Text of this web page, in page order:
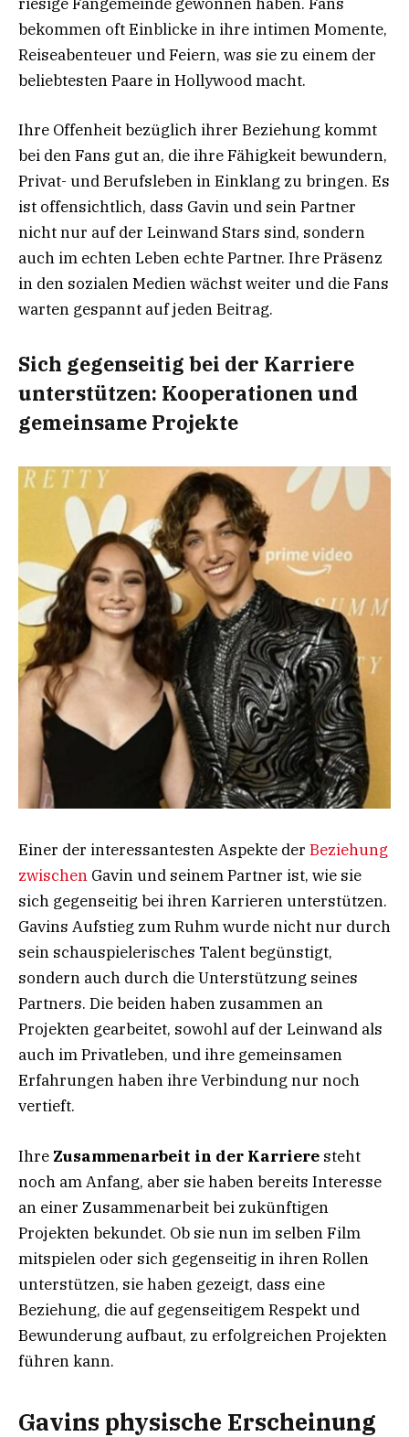
bekommen oft Einblicke in ihre intimen Momente,
Reiseabenteuer und Feiern, was sie zu einem der
beliebtesten Paare in Hollywood macht.
Ihre Offenheit bezüglich ihrer Beziehung kommt
bei den Fans gut an, die ihre Fähigkeit bewundern,
Privat- und Berufsleben in Einklang zu bringen. Es
ist offensichtlich, dass Gavin und sein Partner
nicht nur auf der Leinwand Stars sind, sondern
auch im echten Leben echte Partner. Ihre Präsenz
in den sozialen Medien wächst weiter und die Fans
warten gespannt auf jeden Beitrag.
Sich gegenseitig bei der Karriere
unterstützen: Kooperationen und
gemeinsame Projekte
Einer der interessantesten Aspekte der Beziehung
zwischen Gavin und seinem Partner ist, wie sie
sich gegenseitig bei ihren Karrieren unterstützen.
Gavins Aufstieg zum Ruhm wurde nicht nur durch
sein schauspielerisches Talent begünstigt,
sondern auch durch die Unterstützung seines
Partners. Die beiden haben zusammen an
Projekten gearbeitet, sowohl auf der Leinwand als
auch im Privatleben, und ihre gemeinsamen
Erfahrungen haben ihre Verbindung nur noch
vertieft.
Ihre Zusammenarbeit in der Karriere steht
noch am Anfang, aber sie haben bereits Interesse
an einer Zusammenarbeit bei zukünftigen
Projekten bekundet. Ob sie nun im selben Film
mitspielen oder sich gegenseitig in ihren Rollen
unterstützen, sie haben gezeigt, dass eine
Beziehung, die auf gegenseitigem Respekt und
Bewunderung aufbaut, zu erfolgreichen Projekten
führen kann.
Gavins physische Erscheinung